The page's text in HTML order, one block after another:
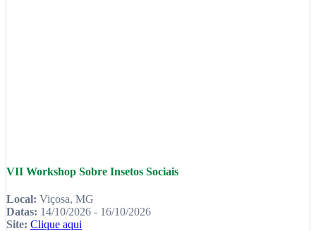
VII Workshop Sobre Insetos Sociais
Local: Viçosa, MG
Datas: 14/10/2026 - 16/10/2026
Site: Clique aqui